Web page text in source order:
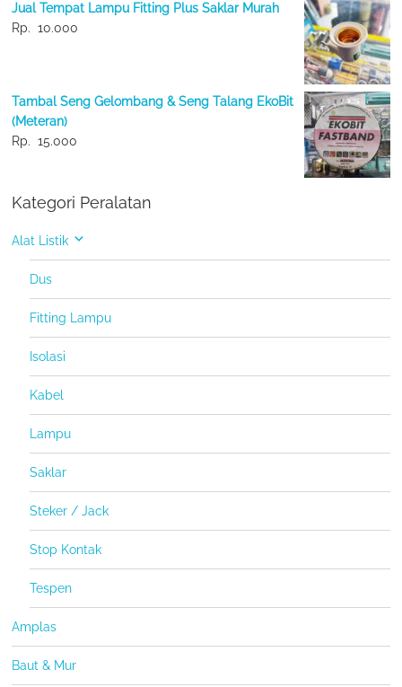
Jual Tempat Lampu Fitting Plus Saklar Murah
Rp. 10.000
Tambal Seng Gelombang & Seng Talang EkoBit
(Meteran)
Rp. 15.000
Kategori Peralatan
Alat Listik
Dus
Fitting Lampu
Isolasi
Kabel
Lampu
Saklar
Steker / Jack
Stop Kontak
Tespen
Amplas
Baut & Mur